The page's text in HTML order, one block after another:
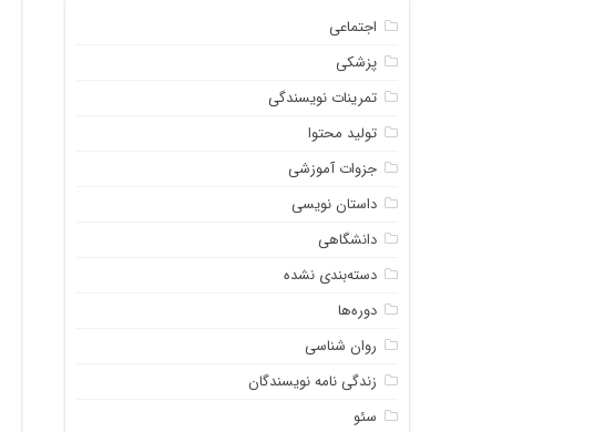
اجتماعی
پزشکی
تمرینات نویسندگی
تولید محتوا
جزوات آموزشی
داستان نویسی
دانشگاهی
دسته‌بندی نشده
دوره‌ها
روان شناسی
زندگی نامه نویسندگان
سئو